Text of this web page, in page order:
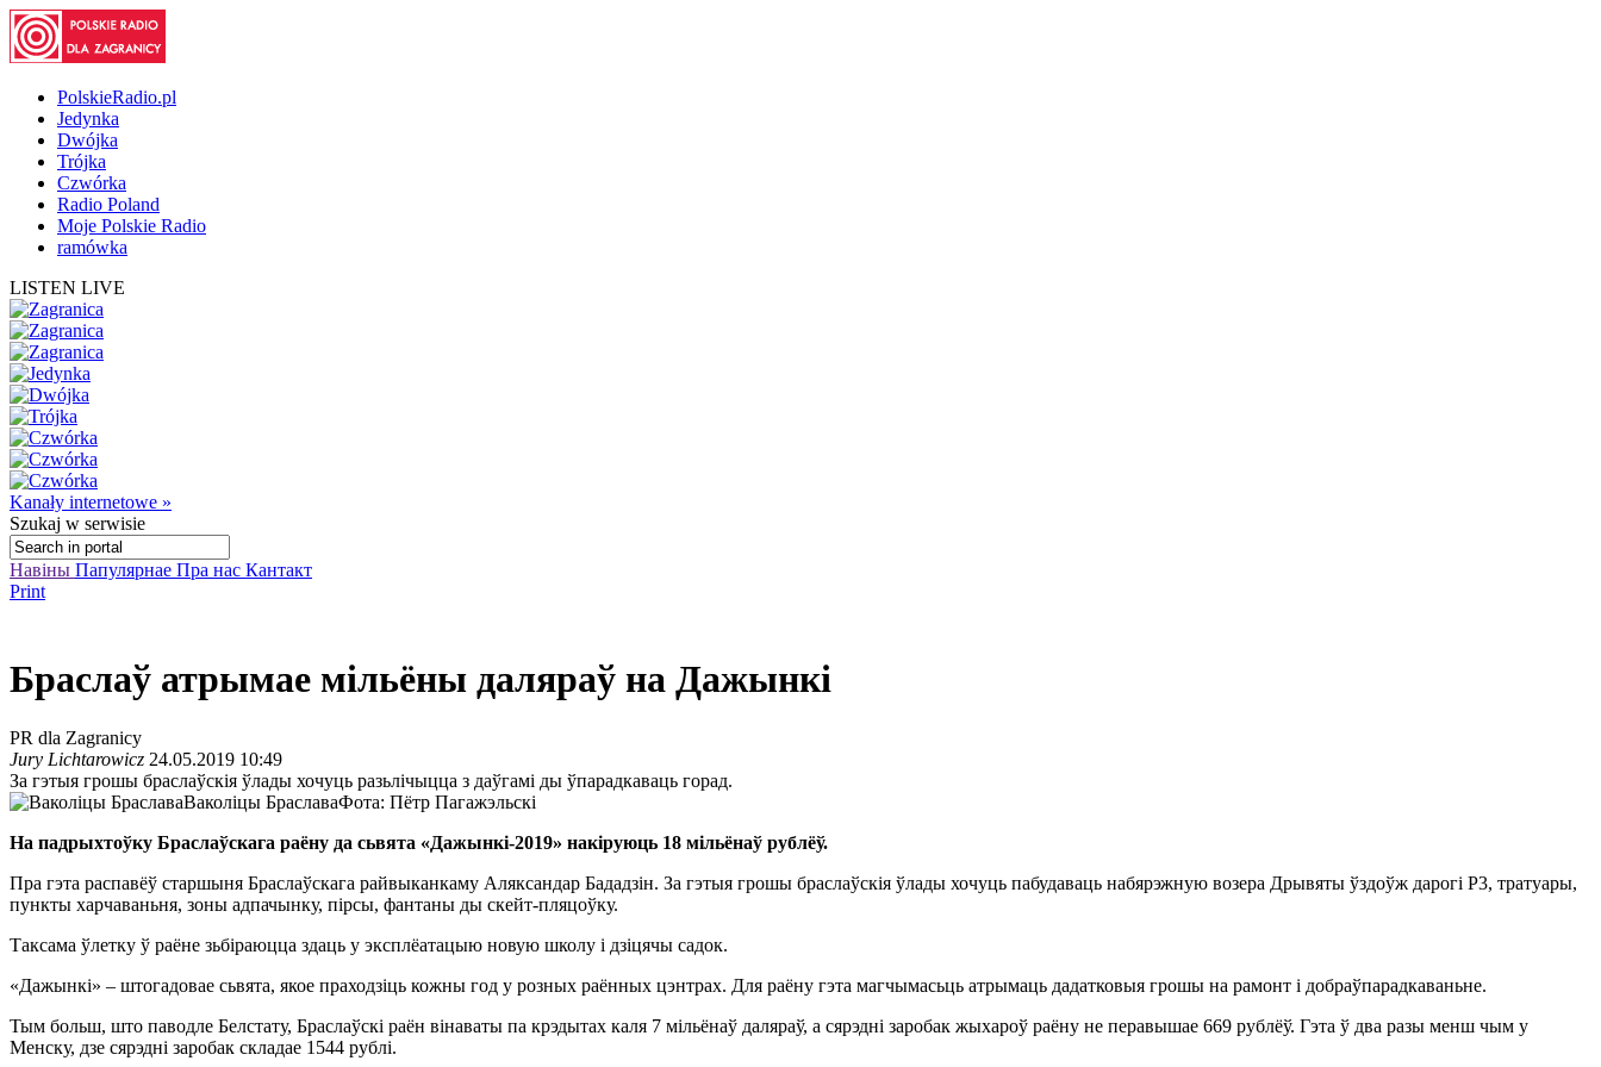
PolskieRadio.pl
Jedynka
Dwójka
Trójka
Czwórka
Radio Poland
Moje Polskie Radio
ramówka
LISTEN LIVE
Kanały internetowe »
Szukaj w serwisie
Навіны Папулярнае Пра нас Кантакт
Print
Браслаў атрымае мільёны даляраў на Дажынкі
PR dla Zagranicy
Jury Lichtarowicz 24.05.2019 10:49
За гэтыя грошы браслаўскія ўлады хочуць разьлічыцца з даўгамі ды ўпарадкаваць горад.
Ваколіцы БраславаФота: Пётр Пагажэльскі
На падрыхтоўку Браслаўскага раёну да сьвята «Дажынкі-2019» накіруюць 18 мільёнаў рублёў.
Пра гэта распавёў старшыня Браслаўскага райвыканкаму Аляксандар Бададзін. За гэтыя грошы браслаўскія ўлады хочуць пабудаваць набярэжную возера Дрывяты ўздоўж дарогі Р3, тратуары,
пункты харчаваньня, зоны адпачынку, пірсы, фантаны ды скейт-пляцоўку.
Таксама ўлетку ў раёне зьбіраюцца здаць у эксплёатацыю новую школу і дзіцячы садок.
«Дажынкі» – штогадовае сьвята, якое праходзіць кожны год у розных раённых цэнтрах. Для раёну гэта магчымасьць атрымаць дадатковыя грошы на рамонт і добраўпарадкаваньне.
Тым больш, што паводле Белстату, Браслаўскі раён вінаваты па крэдытах каля 7 мільёнаў даляраў, а сярэдні заробак жыхароў раёну не перавышае 669 рублёў. Гэта ў два разы менш чым у
Менску, дзе сярэдні заробак складае 1544 рублі.